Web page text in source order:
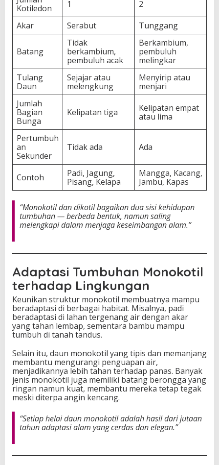
Kotiledon
1
2
Akar
Serabut Tunggang
Batang
Tidak
berkambium,
pembuluh acak
Berkambium,
pembuluh
melingkar
Tulang
Daun
Sejajar atau
melengkung
Menyirip atau
menjari
Jumlah
Bagian
Bunga
Kelipatan tiga
Kelipatan empat
atau lima
Pertumbuh
an
Sekunder
Tidak ada Ada
Contoh
Padi, Jagung,
Pisang, Kelapa
Mangga, Kacang,
Jambu, Kapas
“Monokotil dan dikotil bagaikan dua sisi kehidupan
tumbuhan — berbeda bentuk, namun saling
melengkapi dalam menjaga keseimbangan alam.”
Adaptasi Tumbuhan Monokotil
terhadap Lingkungan
Keunikan struktur monokotil membuatnya mampu
beradaptasi di berbagai habitat. Misalnya, padi
beradaptasi di lahan tergenang air dengan akar
yang tahan lembap, sementara bambu mampu
tumbuh di tanah tandus.
Selain itu, daun monokotil yang tipis dan memanjang
membantu mengurangi penguapan air,
menjadikannya lebih tahan terhadap panas. Banyak
jenis monokotil juga memiliki batang berongga yang
ringan namun kuat, membantu mereka tetap tegak
meski diterpa angin kencang.
“Setiap helai daun monokotil adalah hasil dari jutaan
tahun adaptasi alam yang cerdas dan elegan.”